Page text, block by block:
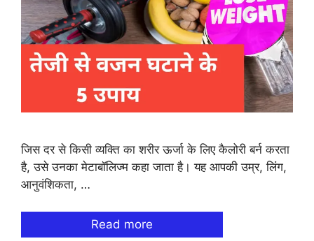
जिस दर से किसी व्यक्ति का शरीर ऊर्जा के लिए कैलोरी बर्न करता
है, उसे उनका मेटाबॉलिज्म कहा जाता है। यह आपकी उम्र, लिंग,
आनुवंशिकता, …
Read more